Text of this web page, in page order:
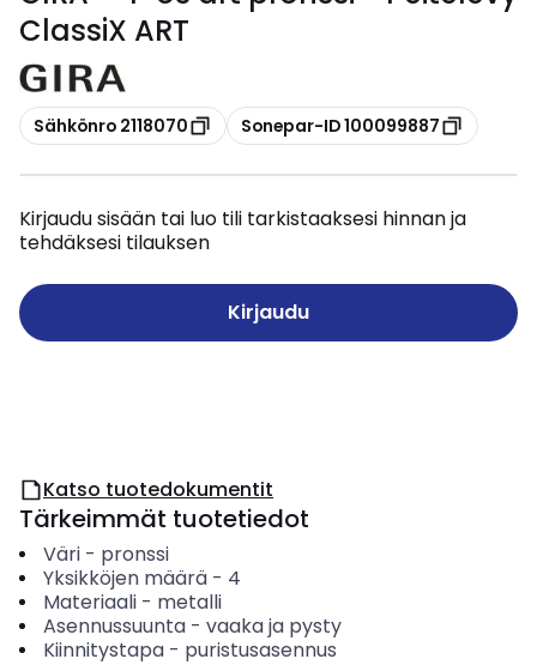
ClassiX ART
Kopioi
Sähkönro 2118070 Kopioi
Sonepar-ID 100099887
Kirjaudu sisään tai luo tili tarkistaaksesi hinnan ja
tehdäksesi tilauksen
Kirjaudu
Katso tuotedokumentit
Tärkeimmät tuotetiedot
Väri- pronssi
Yksikköjen määrä- 4
Materiaali- metalli
Asennussuunta- vaaka ja pysty
Kiinnitystapa- puristusasennus